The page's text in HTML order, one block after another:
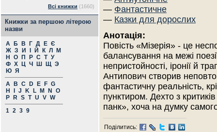
Всі книжки (1660)
Книжки за першою літерою
назви
А Б В Г Д Е Є
Ж З И Й К Л
М
Н
О П Р С Т У
Ф Х Ц Ч Ш Щ Э
Ю Я
A
B C D E F G
H
J K L M N
O
P
R S T U V W
1 2 3 9
— Фантастичне
— Казки для дорослих
Анотація:
Повість «Мізерія» - це
балансування на межі
непристойності, іронії й
Антипович створив
фантастичну реальність,
пунктиром. Дехто з
панк», хоча на думку
Поділитись: